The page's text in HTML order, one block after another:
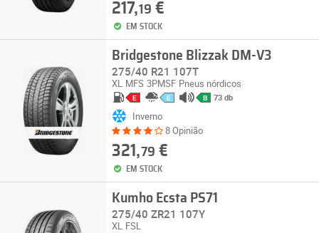
217,19 €
EM STOCK
Bridgestone Blizzak DM-V3
275/40 R21 107T
XL MFS 3PMSF Pneus nórdicos
E E B 73 db
Inverno
8 Opinião
321,79 €
EM STOCK
Kumho Ecsta PS71
275/40 ZR21 107Y
XL FSL